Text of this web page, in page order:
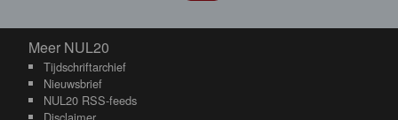
Meer NUL20
Meer NUL20
Tijdschriftarchief
Nieuwsbrief
NUL20 RSS-feeds